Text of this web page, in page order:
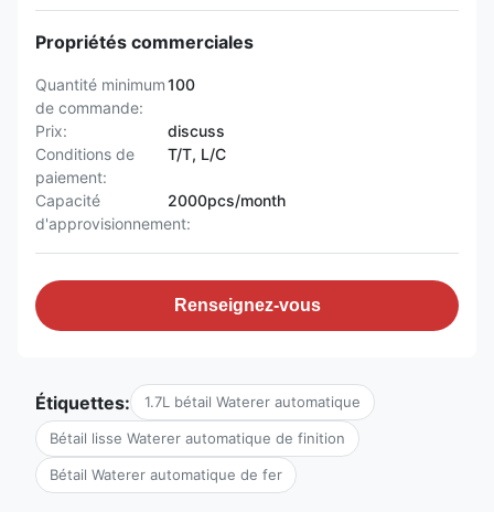
Propriétés commerciales
Quantité minimum
de commande:
100
Prix:
discuss
Conditions de
paiement:
T/T, L/C
Capacité
d'approvisionnement:
2000pcs/month
Renseignez-vous
Étiquettes: 1.7L bétail Waterer automatique
Bétail lisse Waterer automatique de finition
Bétail Waterer automatique de fer